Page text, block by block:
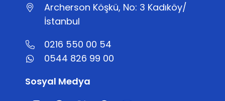
Archerson Köşkü, No: 3 Kadıköy/
İstanbul
0216 550 00 54
0544 826 99 00
Sosyal Medya